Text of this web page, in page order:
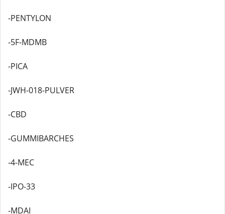
-PENTYLON
-5F-MDMB
-PICA
-JWH-018-PULVER
-CBD
-GUMMIBARCHES
-4-MEC
-IPO-33
-MDAI